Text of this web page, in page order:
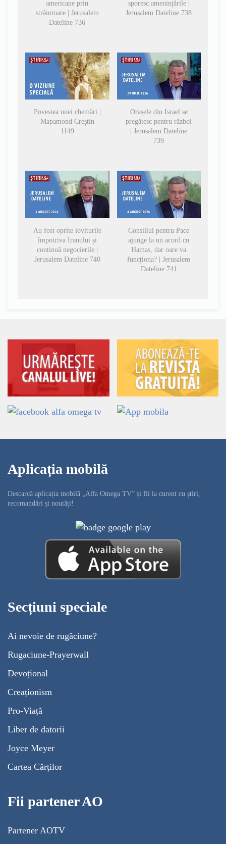
americane prin
strâmtoare | Jerusalem
Dateline 736
sporesc amenințările |
Jerusalem Dateline 738
Povestea unei chemări |
Mapamond Creștin
1149
Orașele din Israel se
pregătesc pentru război
| Jerusalem Dateline
739
Au fost oprite loviturile
împotriva Iranului și
continuă negocierile |
Jerusalem Dateline 740
Consiliul pentru Pace
ajunge la un acord cu
Hamas, dar oare va
funcționa? | Jerusalem
Dateline 741
Aplicația mobilă
Descarcă aplicația mobilă „Alfa Omega TV” și fii la curent cu știri,
recomandări și noutăți!
Secțiuni speciale
Ai nevoie de rugăciune?
Rugaciune-Prayerwall
Devoțional
Creaționism
Pro-Viață
Liber de datorii
Joyce Meyer
Cartea Cărților
Fii partener AO
Partener AOTV